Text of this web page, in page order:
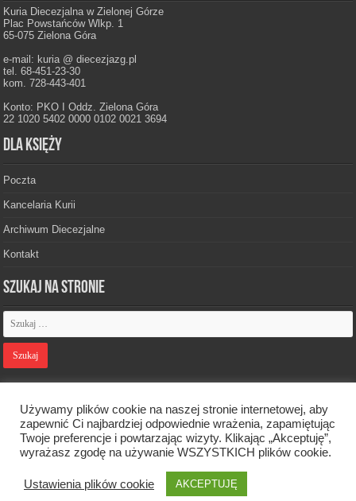
Kuria Diecezjalna w Zielonej Górze
Plac Powstańców Wlkp. 1
65-075 Zielona Góra
e-mail: kuria @ diecezjazg.pl
tel. 68-451-23-30
kom. 728-443-401
Konto: PKO I Oddz. Zielona Góra
22 1020 5402 0000 0102 0021 3694
Dla księży
Poczta
Kancelaria Kurii
Archiwum Diecezjalne
Kontakt
Szukaj na stronie
Designed by Webdawid
Oficjalna strona Diecezji Zielonogórsko-Gorzowskiej. © 2026. Wszelkie
Używamy plików cookie na naszej stronie internetowej, aby
zapewnić Ci najbardziej odpowiednie wrażenia, zapamiętując
Twoje preferencje i powtarzając wizyty. Klikając „Akceptuję”,
wyrażasz zgodę na używanie WSZYSTKICH plików cookie.
Ustawienia plików cookie AKCEPTUJĘ